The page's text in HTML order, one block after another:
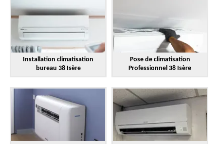
Installation climatisation
bureau 38 Isère
Pose de climatisation
Professionnel 38 Isère